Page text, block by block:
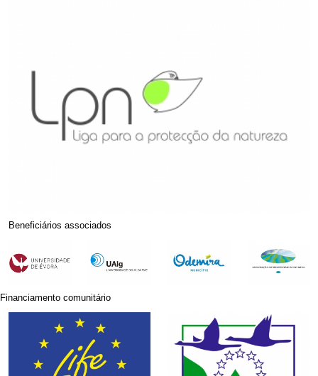
Beneficiários associados
Financiamento comunitário